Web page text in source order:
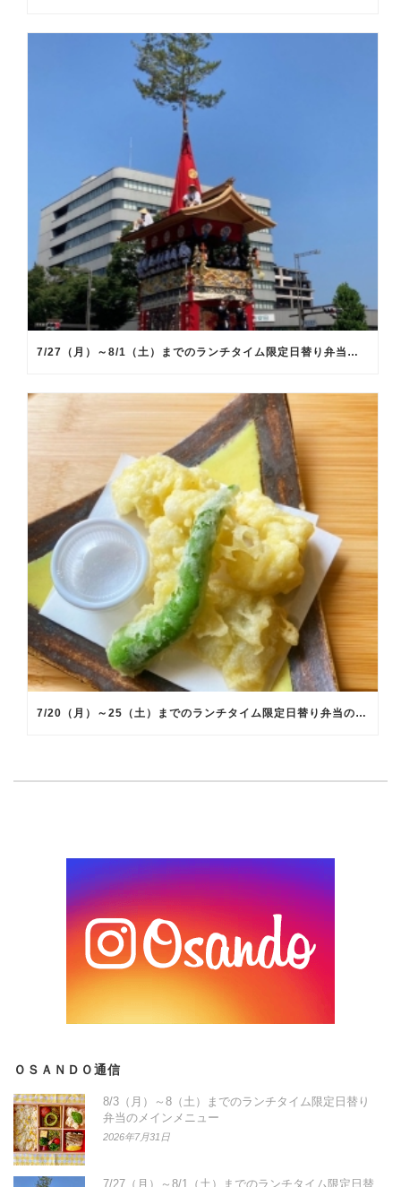
7/27（月）～8/1（土）までのランチタイム限定日替り弁当のメインメニュー
7/20（月）～25（土）までのランチタイム限定日替り弁当のメインメニュー
ＯＳＡＮＤＯ通信
8/3（月）～8（土）までのランチタイム限定日替り
弁当のメインメニュー
2026年7月31日
7/27（月）～8/1（土）までのランチタイム限定日替